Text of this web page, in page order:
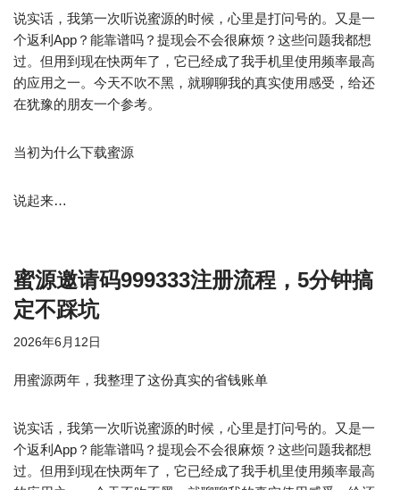
说实话，我第一次听说蜜源的时候，心里是打问号的。又是一
个返利App？能靠谱吗？提现会不会很麻烦？这些问题我都想
过。但用到现在快两年了，它已经成了我手机里使用频率最高
的应用之一。今天不吹不黑，就聊聊我的真实使用感受，给还
在犹豫的朋友一个参考。
当初为什么下载蜜源
说起来…
蜜源邀请码999333注册流程，5分钟搞
定不踩坑
2026年6月12日
用蜜源两年，我整理了这份真实的省钱账单
说实话，我第一次听说蜜源的时候，心里是打问号的。又是一
个返利App？能靠谱吗？提现会不会很麻烦？这些问题我都想
过。但用到现在快两年了，它已经成了我手机里使用频率最高